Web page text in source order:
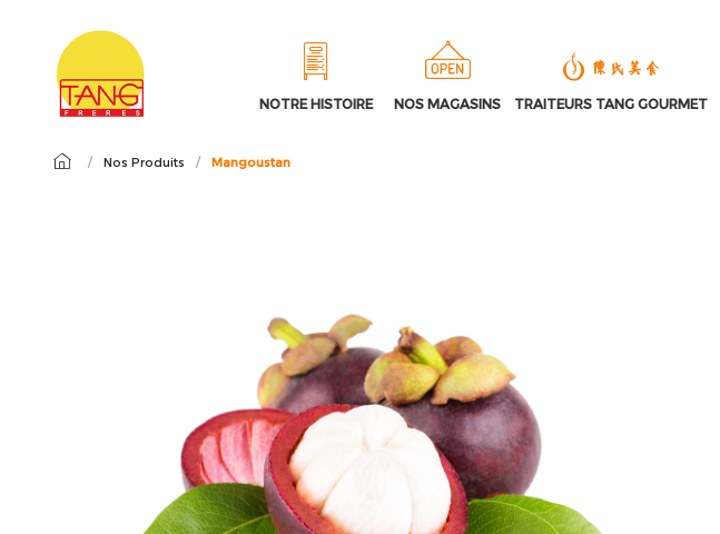
NOTRE HISTOIRE NOS MAGASINS TRAITEURS TANG GOURMET
/ Nos Produits / Mangoustan